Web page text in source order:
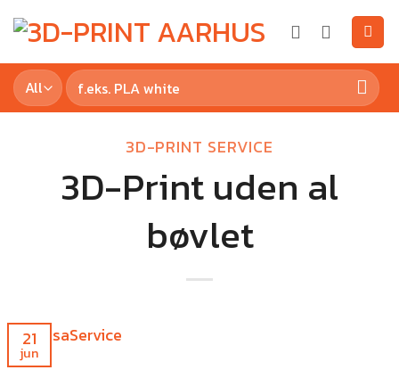
3D-PRINT SERVICE
3D-Print uden al
bøvlet
21
jun